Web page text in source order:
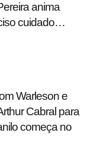
anima
cuidado…
Warleson e
Cabral para
começa no